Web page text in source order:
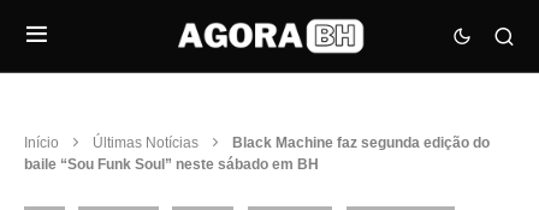
Início Últimas Notícias
Black Machine faz segunda edição do
baile “Sou Funk Soul” neste sábado em BH